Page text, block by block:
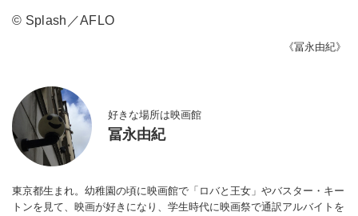
© Splash／AFLO
《冨永由紀》
好きな場所は映画館
冨永由紀
東京都生まれ。幼稚園の頃に映画館で「ロバと王女」やバスター・キー
トンを見て、映画が好きになり、学生時代に映画祭で通訳アルバイトを